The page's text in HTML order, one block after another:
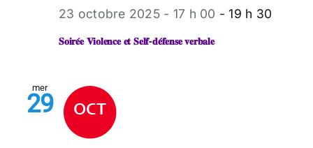
𝐒𝐨𝐢𝐫𝐞́𝐞 𝐕𝐢𝐨𝐥𝐞𝐧𝐜𝐞 𝐞𝐭 𝐒𝐞𝐥𝐟-𝐝𝐞́𝐟𝐞𝐧𝐬𝐞 𝐯𝐞𝐫𝐛𝐚𝐥𝐞
23 octobre 2025 - 17 h 00 -19 h 30
mer
29